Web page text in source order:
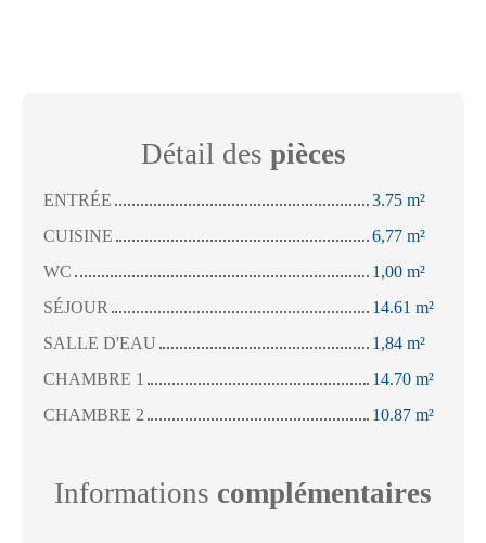
Détail des pièces
ENTRÉE
3.75 m²
CUISINE
6,77 m²
WC
1,00 m²
SÉJOUR
14.61 m²
SALLE D'EAU
1,84 m²
CHAMBRE 1
14.70 m²
CHAMBRE 2
10.87 m²
Informations complémentaires